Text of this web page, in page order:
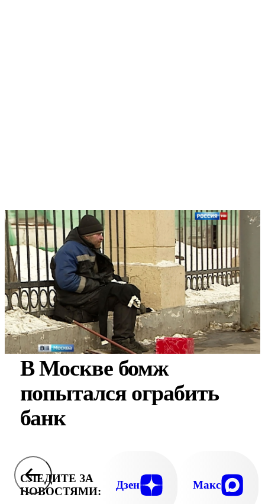
В Москве бомж
попытался ограбить
банк
СЛЕДИТЕ ЗА
НОВОСТЯМИ:
Дзен Макс